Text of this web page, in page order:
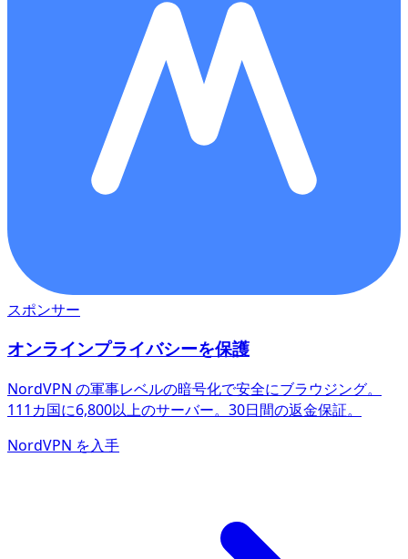
スポンサー
オンラインプライバシーを保護
NordVPN の軍事レベルの暗号化で安全にブラウジング。
111カ国に6,800以上のサーバー。30日間の返金保証。
NordVPN を入手